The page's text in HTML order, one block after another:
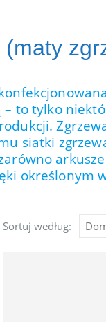
to tylko
siatki
określonym
Sortuj według: